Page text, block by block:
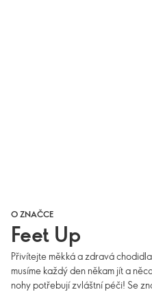
O ZNAČCE
Feet Up
Přivítejte měkká a zdravá
musíme každý den někam jít a
nohy potřebují zvláštní péči! Se